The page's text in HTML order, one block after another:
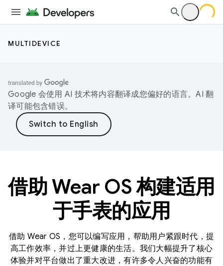
MULTIDEVICE
Google 会使用 AI 技术将内容翻译成您偏好的语言。AI 翻
译可能包含错误。
借助 Wear OS 构建适用
于手表的应用
借助 Wear OS，您可以编写应用，帮助用户紧跟时代，提
高工作效率，并过上更健康的生活。我们大幅提升了核心
体验并对平台做出了重大改进，有许多令人兴奋的功能有